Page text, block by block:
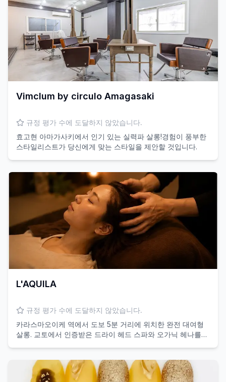
Vimclum by circulo Amagasaki
규정 평가 수에 도달하지 않았습니다.
효고현 아마가사키에서 인기 있는 실력파 살롱!경험이 풍부한
스타일리스트가 당신에게 맞는 스타일을 제안할 것입니다.
L'AQUILA
규정 평가 수에 도달하지 않았습니다.
카라스마오이케 역에서 도보 5분 거리에 위치한 완전 대여형
살롱. 교토에서 인증받은 드라이 헤드 스파와 오가닉 헤나를